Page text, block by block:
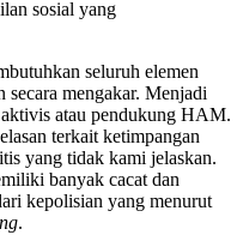
sosial yang
seluruh elemen
secara mengakar. Menjadi
atau pendukung HAM.
terkait ketimpangan
yang tidak kami jelaskan.
banyak cacat dan
kepolisian yang menurut
.